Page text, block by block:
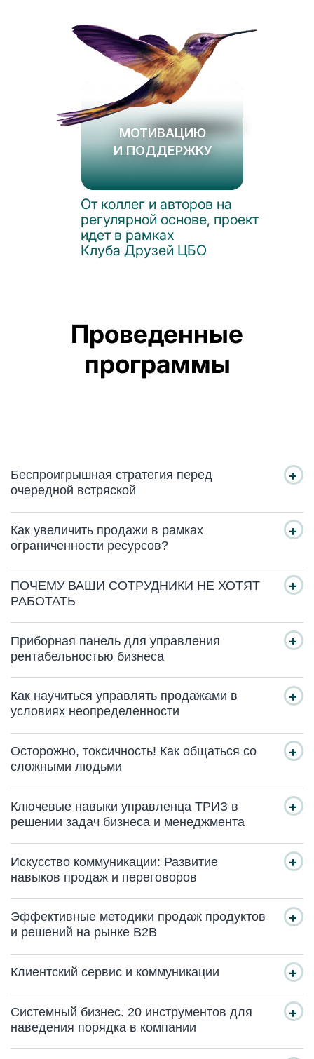
МОТИВАЦИЮ
И ПОДДЕРЖКУ
От коллег и авторов на
регулярной основе, проект
идет в рамках
Клуба Друзей ЦБО
Проведенные
программы
Беспроигрышная стратегия перед
очередной встряской
Как увеличить продажи в рамках
ограниченности ресурсов?
ПОЧЕМУ ВАШИ СОТРУДНИКИ НЕ ХОТЯТ
РАБОТАТЬ
Приборная панель для управления
рентабельностью бизнеса
Как научиться управлять продажами в
условиях неопределенности
Осторожно, токсичность! Как общаться со
сложными людьми
Ключевые навыки управленца ТРИЗ в
решении задач бизнеса и менеджмента
Искусство коммуникации: Развитие
навыков продаж и переговоров
Эффективные методики продаж продуктов
и решений на рынке B2B
Клиентский сервис и коммуникации
Системный бизнес. 20 инструментов для
наведения порядка в компании